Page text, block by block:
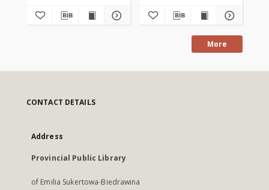
More
CONTACT DETAILS
Address
Provincial Public Library
of Emilia Sukertowa-Biedrawina